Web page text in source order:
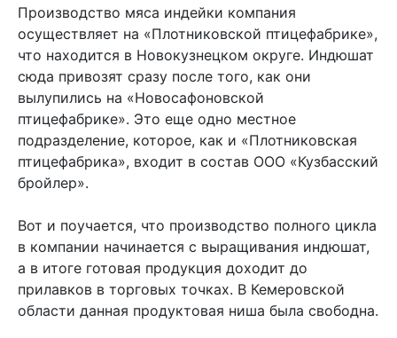
Производство мяса индейки компания
осуществляет на «Плотниковской птицефабрике»,
что находится в Новокузнецком округе. Индюшат
сюда привозят сразу после того, как они
вылупились на «Новосафоновской
птицефабрике». Это еще одно местное
подразделение, которое, как и «Плотниковская
птицефабрика», входит в состав ООО «Кузбасский
бройлер».
Вот и поучается, что производство полного цикла
в компании начинается с выращивания индюшат,
а в итоге готовая продукция доходит до
прилавков в торговых точках. В Кемеровской
области данная продуктовая ниша была свободна.